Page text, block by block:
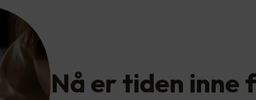
Nå er tiden inne